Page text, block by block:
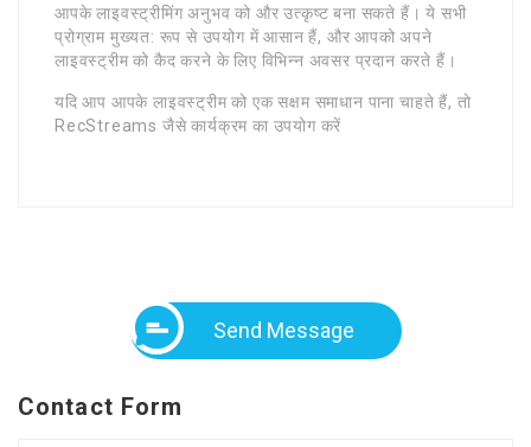
आपके लाइवस्ट्रीमिंग अनुभव को और उत्कृष्ट बना सकते हैं। ये सभी
प्रोग्राम मुख्यत: रूप से उपयोग में आसान हैं, और आपको अपने
लाइवस्ट्रीम को कैद करने के लिए विभिन्न अवसर प्रदान करते हैं।
यदि आप आपके लाइवस्ट्रीम को एक सक्षम समाधान पाना चाहते हैं, तो
RecStreams जैसे कार्यक्रम का उपयोग करें
Send Message
Contact Form